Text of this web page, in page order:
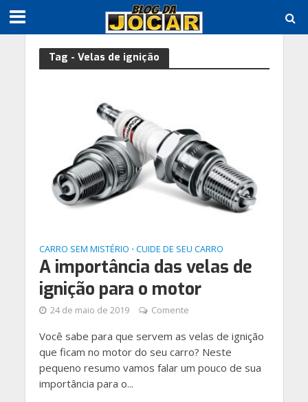
Tag - Velas de ignição
CARRO SEM MISTÉRIO • CUIDE DE SEU CARRO
A importância das velas de
ignição para o motor
24 de maio de 2019 Comente
Você sabe para que servem as velas de ignição
que ficam no motor do seu carro? Neste
pequeno resumo vamos falar um pouco de sua
importância para o...